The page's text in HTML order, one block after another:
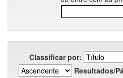
Classificar por:
Resultados/